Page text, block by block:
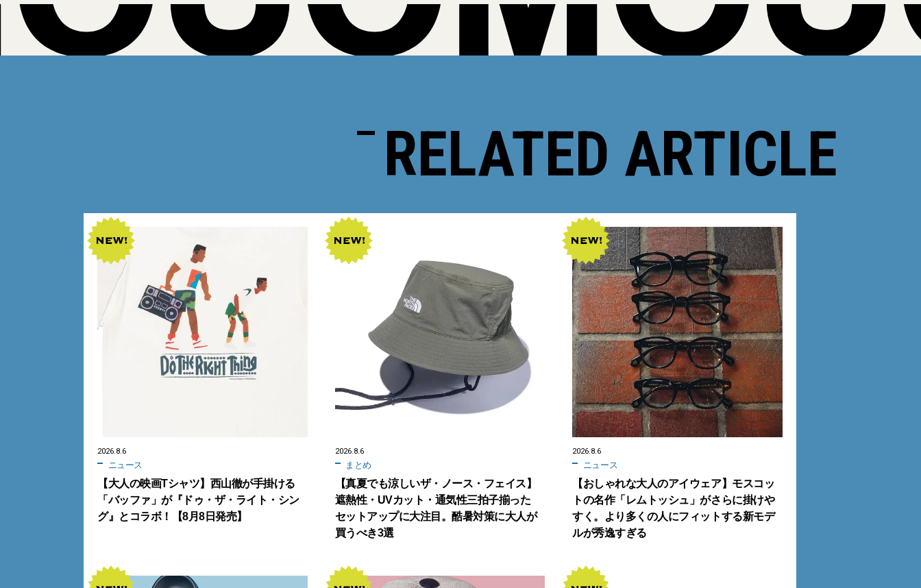
RELATED ARTICLE
2026.8.6
ニュース
【大人の映画Tシャツ】西山徹が手掛ける
「バッファ」が『ドゥ・ザ・ライト・シン
グ』とコラボ！【8月8日発売】
2026.8.6
まとめ
【真夏でも涼しいザ・ノース・フェイス】
遮熱性・UVカット・通気性三拍子揃った
セットアップに大注目。酷暑対策に大人が
買うべき3選
2026.8.6
ニュース
【おしゃれな大人のアイウェア】モスコッ
トの名作「レムトッシュ」がさらに掛けや
すく。より多くの人にフィットする新モデ
ルが秀逸すぎる